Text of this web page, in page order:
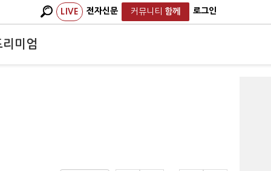
LIVE 전자신문 커뮤니티 함께 로그인
리미엄